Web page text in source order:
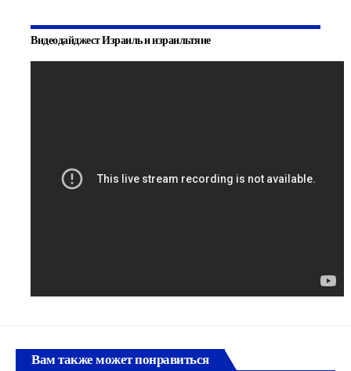
Видеодайджест Израиль и израильтяне
Вам также может понравиться